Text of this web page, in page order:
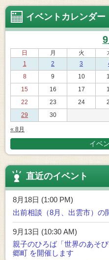
イベントカレンダー
9
日 月 火
1
2 3
8
9 10
15
16 17
22
23 24
29
30
« 8月
イベ
直近のイベント
8月18日 (1:00 PM)
出前相談（8月、出雲市）の
9月13日 (10:30 AM)
親子のひろば「世界のあそ
郷町 を開催します